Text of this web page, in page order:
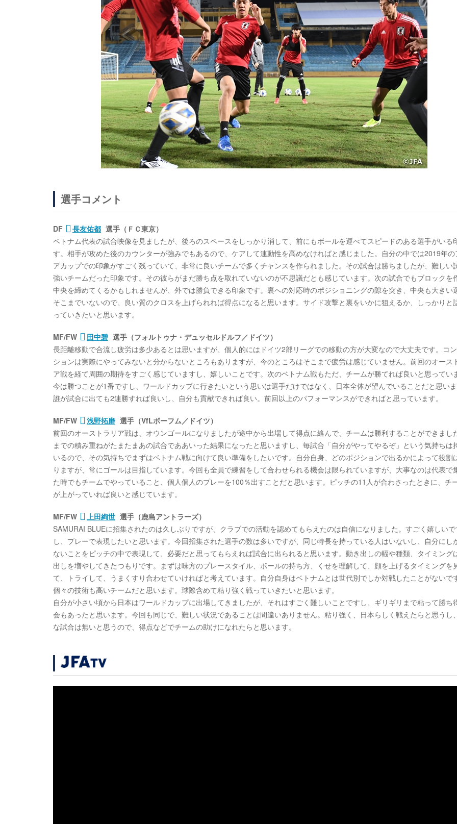
選手コメント
DF 長友佑都 選手（ＦＣ東京）
ベトナム代表の試合映像を見ましたが、後ろのスペースをしっかり消して、前にもボールを運べてスピードのある選手がいる
す。相手が攻めた後のカウンターが強みでもあるので、ケアして連動性を高めなければと感じました。自分の中では2019年の
アカップでの印象がすごく残っていて、非常に良いチームで多くチャンスを作られました。その試合は勝ちましたが、難しい
強いチームだった印象です。その彼らがまだ勝ち点を取れていないのが不思議だとも感じています。次の試合でもブロックを
中央を締めてくるかもしれませんが、外では勝負できる印象です。裏への対応時のポジショニングの隙を突き、中央も大きい
そこまでいないので、良い質のクロスを上げられれば得点になると思います。サイド攻撃と裏をいかに狙えるか、しっかりと
っていきたいと思います。
MF/FW 田中碧 選手（フォルトゥナ・デュッセルドルフ／ドイツ）
長距離移動で合流し疲労は多少あるとは思いますが、個人的にはドイツ2部リーグでの移動の方が大変なので大丈夫です。コ
ションは実際にやってみないと分からないところもありますが、今のところはそこまで疲労は感じていません。前回のオース
ア戦を経て周囲の期待をすごく感じていますし、嬉しいことです。次のベトナム戦もただ、チームが勝てれば良いと思ってい
今は勝つことが1番ですし、ワールドカップに行きたいという思いは選手だけではなく、日本全体が望んでいることだと思いま
誰が試合に出ても2連勝すれば良いし、自分も貢献できれば良い。前回以上のパフォーマンスができればと思っています。
MF/FW 浅野拓磨 選手（VfLボーフム／ドイツ）
前回のオーストラリア戦は、オウンゴールになりましたが途中から出場して得点に絡んで、チームは勝利することができまし
までの積み重ねがたまたまあの試合でああいった結果になったと思いますし、毎試合「自分がやってやるぞ」という気持ちは
いるので、その気持ちでまずはベトナム戦に向けて良い準備をしたいです。自分自身、どのポジションで出るかによって役割
りますが、常にゴールは目指しています。今回も全員で練習をして合わせられる機会は限られていますが、大事なのは代表で
た時でもチームでやっていること、個人個人のプレーを100％出すことだと思います。ピッチの11人が合わさったときに、チ
が上がっていれば良いと感じています。
MF/FW 上田絢世 選手（鹿島アントラーズ）
SAMURAI BLUEに招集されたのは久しぶりですが、クラブでの活動を認めてもらえたのは自信になりました。すごく嬉しいで
し、プレーで表現したいと思います。今回招集された選手の数は多いですが、同じ特長を持っている人はいないし、自分にし
ないことをピッチの中で表現して、必要だと思ってもらえれば試合に出られると思います。動き出しの幅や種類、タイミング
出しを増やしてきたつもりです。まずは味方のプレースタイル、ボールの持ち方、くせを理解して、顔を上げるタイミングを
て、トライして、うまくすり合わせていければと考えています。自分自身はベトナムとは世代別でしか対戦したことがないで
個々の技術も高いチームだと思います。球際含めて粘り強く戦っていきたいと思います。
自分が小さい頃から日本はワールドカップに出場してきましたが、それはすごく難しいことですし、ギリギリまで粘って勝ち
会もあったと思います。今回も同じで、難しい状況であることは間違いありません。粘り強く、日本らしく戦えたらと思うし
な試合は無いと思うので、得点などでチームの助けになれたらと思います。